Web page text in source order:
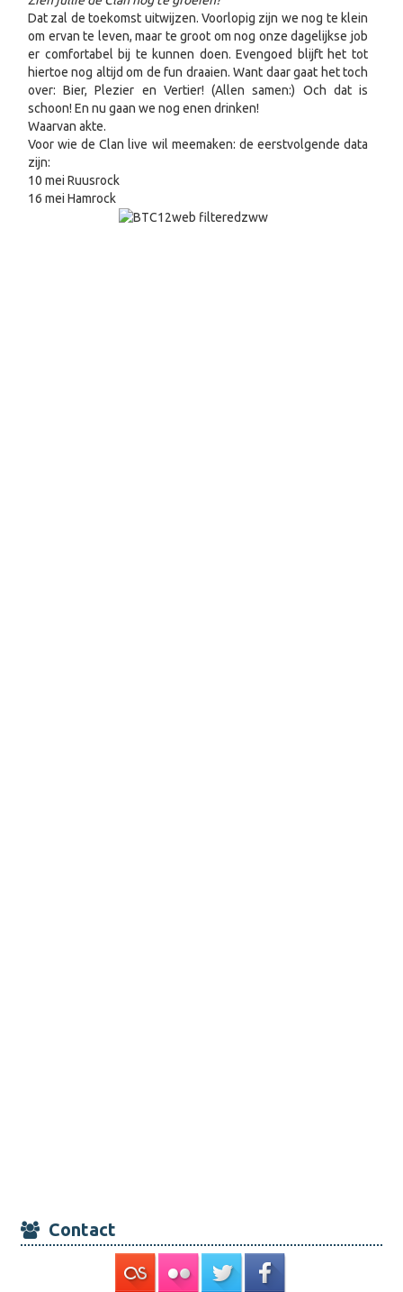
Dat zal de toekomst uitwijzen. Voorlopig zijn we nog te klein
om ervan te leven, maar te groot om nog onze dagelijkse job
er comfortabel bij te kunnen doen. Evengoed blijft het tot
hiertoe nog altijd om de fun draaien. Want daar gaat het toch
over: Bier, Plezier en Vertier! (Allen samen:) Och dat is
schoon! En nu gaan we nog enen drinken!
Waarvan akte.
Voor wie de Clan live wil meemaken: de eerstvolgende data
zijn:
10 mei Ruusrock
16 mei Hamrock
Contact